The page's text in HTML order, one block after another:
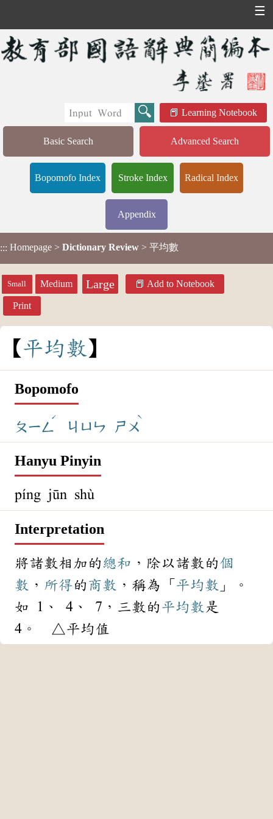
☰
Learning Notebook
Basic Search Advanced Search
Bopomofo Index Stroke Index Radical Index
Appendix
::: Homepage > Dictionary Review > 平均數
Small Medium Large Add to Notebook
Print
平均數
Bopomofo
ㄆㄧㄥ
ˊ
ㄐㄩㄣ ㄕㄨ
ˋ
Hanyu Pinyin
píng jūn shù
Interpretation
將諸數相加的總和 ，除以諸數的個
數 ， 所得的 商數 ，稱為「 平均數 」。
如 1、 4、 7，三數的 平均數 是
4。 △平均值